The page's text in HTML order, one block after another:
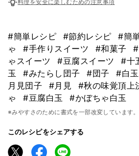
料理を安全に楽しむための注意事項
#簡単レシピ #節約レシピ #簡
ゃ
#手作りスイーツ #和菓子
ゃスイーツ
#豆腐スイーツ #十
玉
#みたらし団子 #団子 #白
月見団子
#月見 #秋の味覚頂上
ゃ
#豆腐白玉 #かぼちゃ白玉
※みやすさのために書式を一部改変しています。
このレシピをシェアする